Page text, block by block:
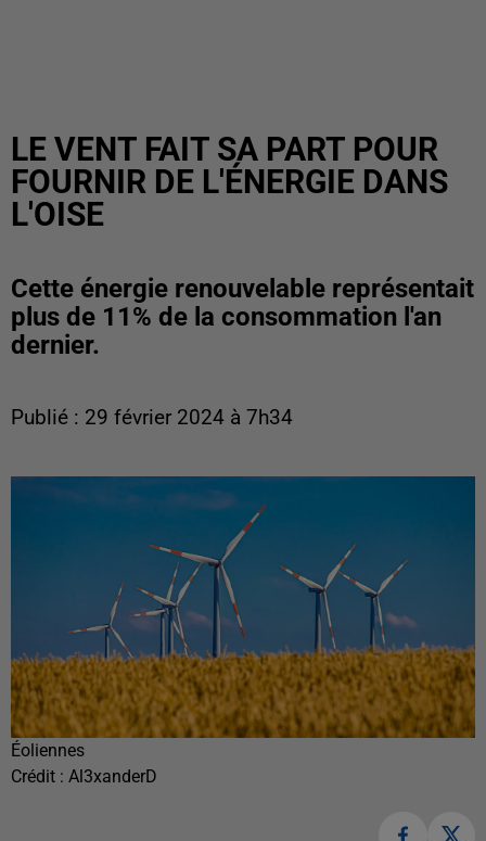
LE VENT FAIT SA PART POUR
FOURNIR DE L'ÉNERGIE DANS
L'OISE
Cette énergie renouvelable représentait
plus de 11% de la consommation l'an
dernier.
Publié : 29 février 2024 à 7h34
Éoliennes
Crédit : Al3xanderD